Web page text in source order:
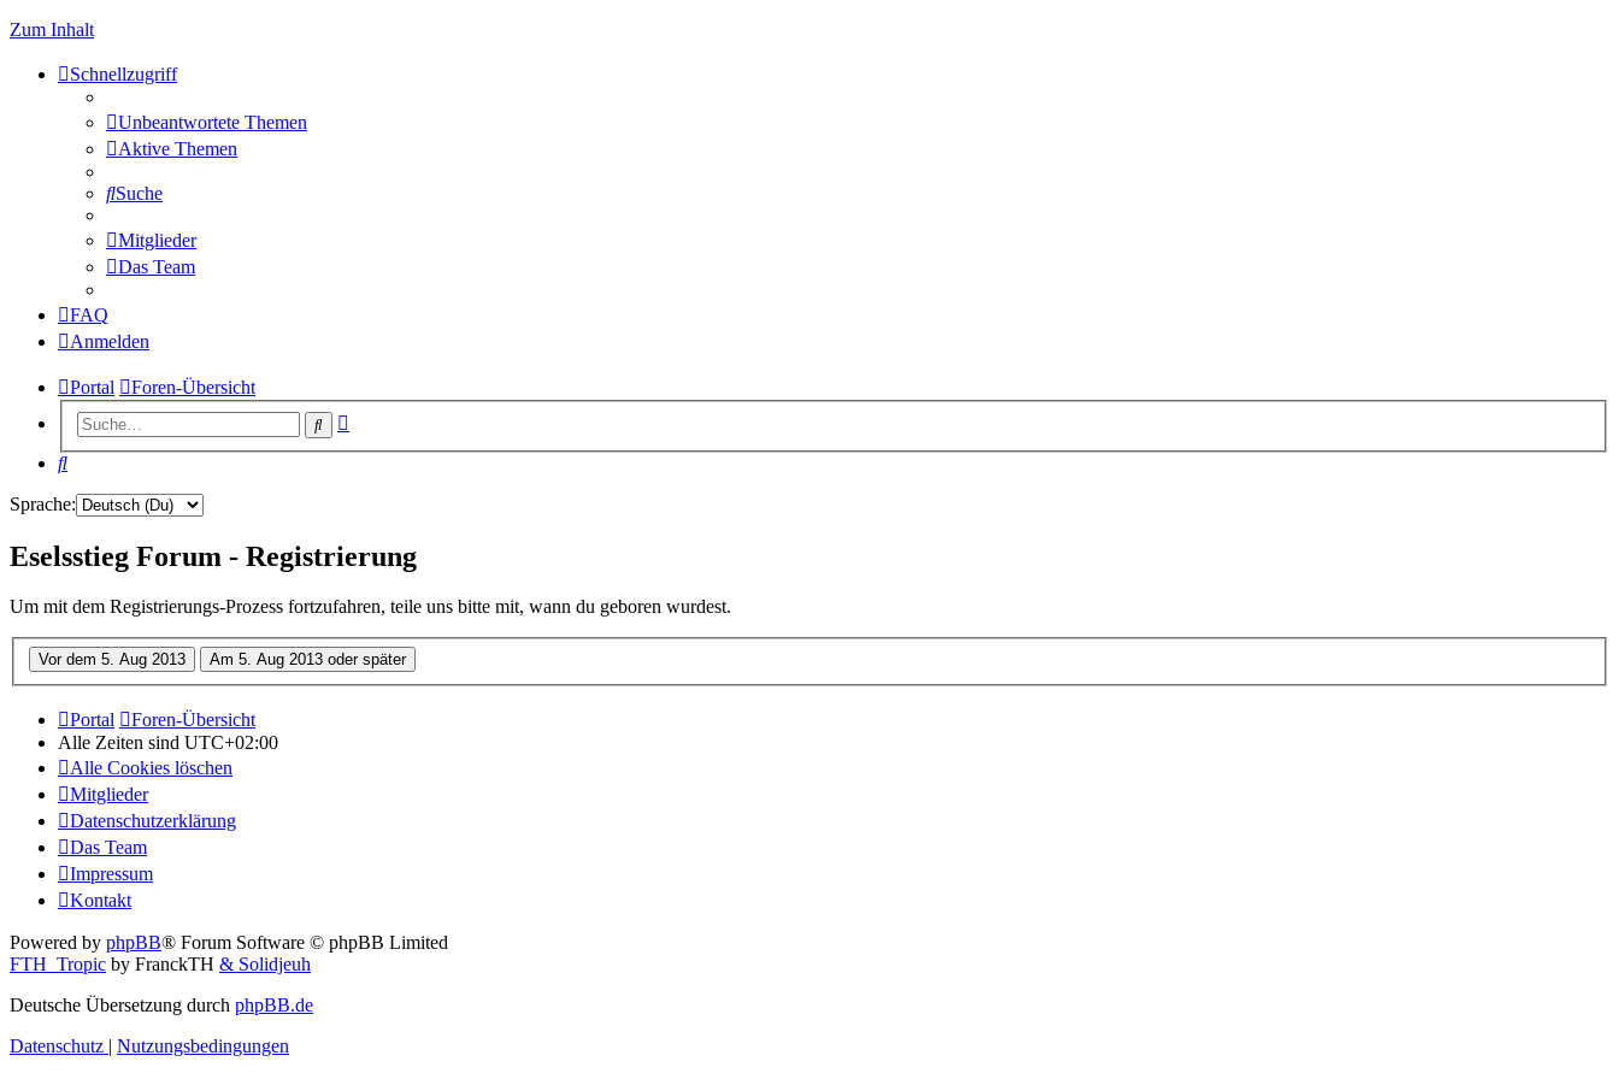
Zum Inhalt
Schnellzugriff
Unbeantwortete Themen
Aktive Themen
Suche
Mitglieder
Das Team
FAQ
Anmelden
Portal Foren-Übersicht
Suche
Suche
Sprache:
Eselsstieg Forum - Registrierung
Um mit dem Registrierungs-Prozess fortzufahren, teile uns bitte mit, wann du geboren wurdest.
Portal
Foren-Übersicht
Alle Zeiten sind UTC+02:00
Alle Cookies löschen
Mitglieder
Datenschutzerklärung
Das Team
Impressum
Kontakt
Powered by phpBB® Forum Software © phpBB Limited
FTH_Tropic by FranckTH & Solidjeuh
Deutsche Übersetzung durch phpBB.de
Datenschutz | Nutzungsbedingungen